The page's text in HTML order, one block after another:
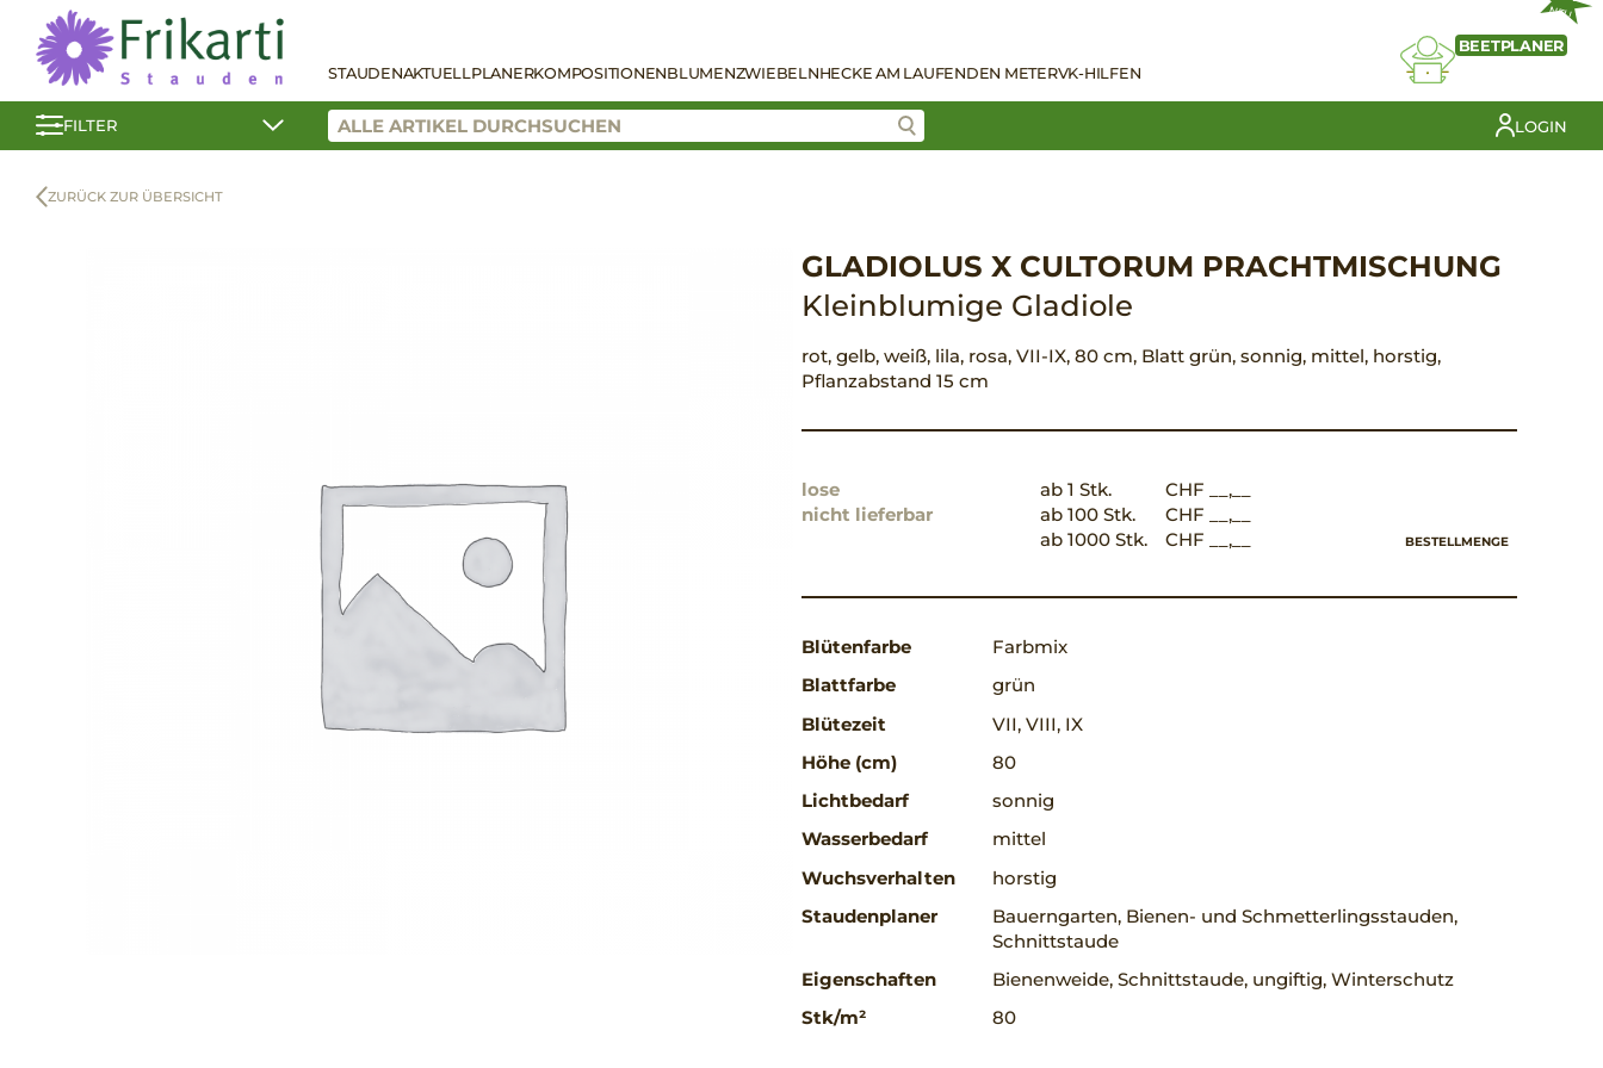
STAUDENAKTUELLPLANERKOMPOSITIONENBLUMENZWIEBELNHECKE AM LAUFENDEN METERVK-HILFEN
NEU
BEETPLANER
FILTER LOGIN
ZURÜCK ZUR ÜBERSICHT
GLADIOLUS X CULTORUM PRACHTMISCHUNG
Kleinblumige Gladiole
rot, gelb, weiß, lila, rosa, VII-IX, 80 cm, Blatt grün, sonnig, mittel, horstig,
Pflanzabstand 15 cm
lose
nicht lieferbar
ab 1 Stk.
CHF __,__
ab 100 Stk.
CHF __,__
ab 1000 Stk.
CHF __,__ BESTELLMENGE
Blütenfarbe
Farbmix
Blattfarbe
grün
Blütezeit
VII, VIII, IX
Höhe (cm)
80
Lichtbedarf
sonnig
Wasserbedarf
mittel
Wuchsverhalten
horstig
Staudenplaner
Bauerngarten, Bienen- und Schmetterlingsstauden,
Schnittstaude
Eigenschaften
Bienenweide, Schnittstaude, ungiftig, Winterschutz
Stk/m²
80